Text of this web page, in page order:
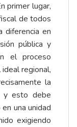
primer lugar,
de todos
diferencia en
pública y
el proceso
regional,
la
y esto debe
una unidad
exigiendo